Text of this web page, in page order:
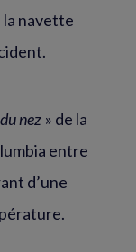
la navette
nez » de la
entre
d’une